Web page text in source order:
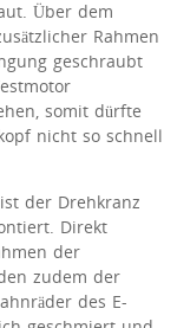
Über dem
Rahmen
geschraubt
somit dürfte
nicht so schnell
der Drehkranz
Direkt
der
zudem der
des E-